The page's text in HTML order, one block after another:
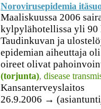
Norovirusepidemia
Maaliskuussa 2006
kylpylähotellissa yli 90
Taudinkuvan ja
epidemian aiheuttaja
oireet olivat
(torjunta), disease
Kansanterveyslaitos
26.9.2006 →